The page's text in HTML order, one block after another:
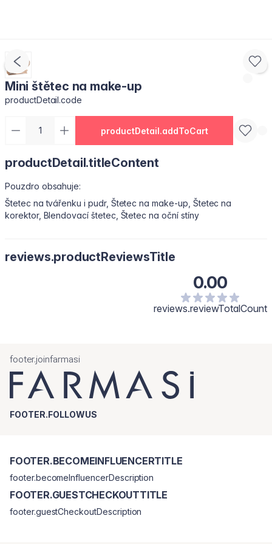
Mini štětec na make-up
productDetail.code
productDetail.addToCart
productDetail.titleContent
Pouzdro obsahuje:
Štetec na tvářenku i pudr, Štetec na make-up, Štetec na
korektor, Blendovací štetec, Štetec na oční stíny
reviews.productReviewsTitle
0.00
reviews.reviewTotalCount
footer.joinfarmasi
FOOTER.FOLLOWUS
FOOTER.BECOMEINFLUENCERTITLE
footer.becomeInfluencerDescription
FOOTER.GUESTCHECKOUTTITLE
footer.guestCheckoutDescription